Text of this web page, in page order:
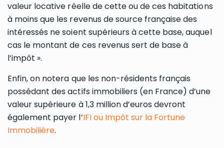
valeur locative réelle de cette ou de ces habitations
à moins que les revenus de source française des
intéressés ne soient supérieurs à cette base, auquel
cas le montant de ces revenus sert de base à
l’impôt ».
Enfin, on notera que les non-résidents français
possédant des actifs immobiliers (en France) d’une
valeur supérieure à 1,3 million d’euros devront
également payer l’IFI ou Impôt sur la Fortune
Immobilière.